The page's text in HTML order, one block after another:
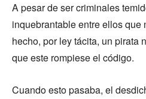
A pesar de ser criminales
inquebrantable entre ellos que
hecho, por ley tácita, un pirata
que este rompiese el código.
Cuando esto pasaba, el